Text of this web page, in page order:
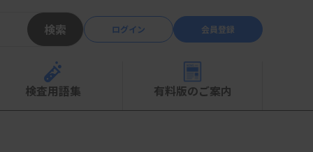
検索 ログイン 会員登録
検査用語集 有料版のご案内